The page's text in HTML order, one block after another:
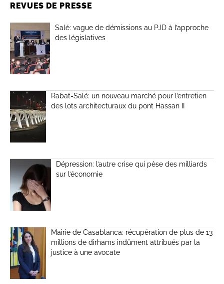
REVUES DE PRESSE
Salé: vague de démissions au PJD à l’approche
des législatives
Rabat-Salé: un nouveau marché pour l’entretien
des lots architecturaux du pont Hassan II
Dépression: l’autre crise qui pèse des milliards
sur l’économie
Mairie de Casablanca: récupération de plus de 13
millions de dirhams indûment attribués par la
justice à une avocate